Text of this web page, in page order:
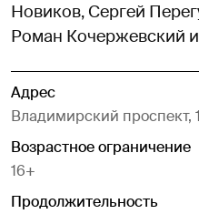
Новиков, Сергей
Роман Кочержевский
Адрес
Владимирский проспект,
Возрастное ограничение
16+
Продолжительность